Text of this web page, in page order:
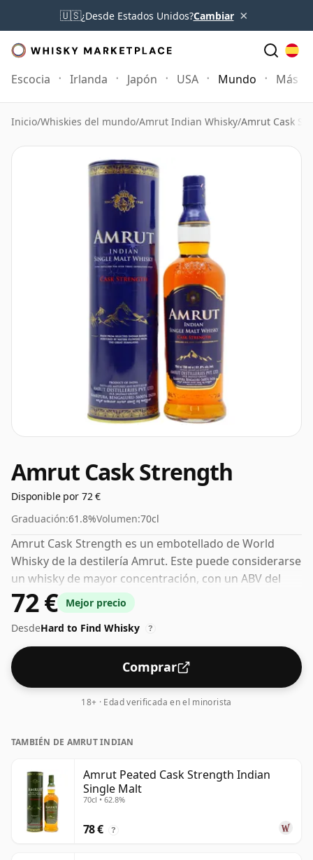
🇺🇸¿Desde Estados Unidos?Cambiar ×
Escocia Irlanda Japón USA Mundo Más
Inicio/Whiskies del mundo/Amrut Indian Whisky/Amrut Cask
Amrut Cask Strength
Disponible por 72 €
Graduación:61.8%Volumen:70cl
Amrut Cask Strength es un embotellado de World
Whisky de la destilería Amrut. Este puede considerarse
un whisky de mayor concentración, con un ABV del
61,8%. Se presenta en el tamaño de embotellado
habitual de 70 cl.
72 €
Mejor precio
DesdeHard to Find Whisky ?
Comprar
18+ · Edad verificada en el minorista
TAMBIÉN DE AMRUT INDIAN
Amrut Peated Cask Strength Indian
Single Malt
70cl • 62.8%
78 € ?